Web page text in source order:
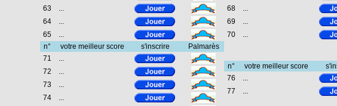
63
...
64
...
65
...
68
...
69
...
70
...
n°
votre meilleur score s'inscrire
Palmarès
71
...
72
...
73
...
74
...
n° votre meilleur score
76
...
77
...